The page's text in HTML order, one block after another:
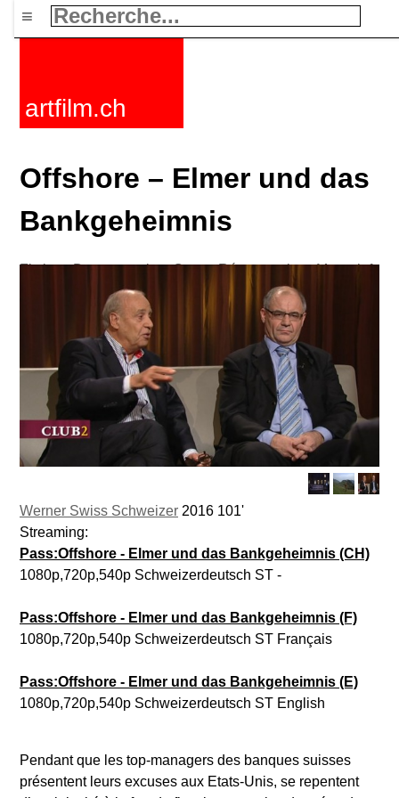
≡
artfilm.ch
Offshore – Elmer und das
Bankgeheimnis
Werner Swiss Schweizer 2016 101'
Streaming:
Pass:Offshore - Elmer und das Bankgeheimnis (CH)
1080p,720p,540p Schweizerdeutsch ST -
Pass:Offshore - Elmer und das Bankgeheimnis (F)
1080p,720p,540p Schweizerdeutsch ST Français
Pass:Offshore - Elmer und das Bankgeheimnis (E)
1080p,720p,540p Schweizerdeutsch ST English
Pendant que les top-managers des banques suisses
présentent leurs excuses aux Etats-Unis, se repentent
Fictions Documentaires Courts Rétrospectives Mots clefs
F-Rated FAQ Maillist Panier
ActiverAbonnement
216.73.217.103